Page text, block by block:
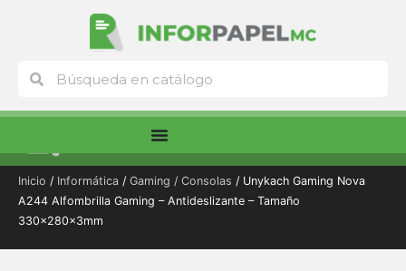
Buscar
Inicio / Informática / Gaming / Consolas / Unykach Gaming Nova
A244 Alfombrilla Gaming – Antideslizante – Tamaño
330x280x3mm